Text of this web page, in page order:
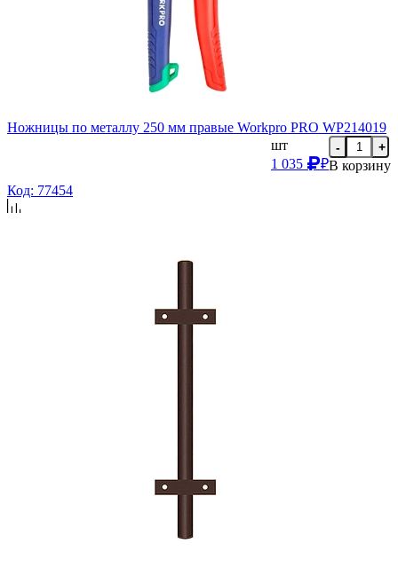
Ножницы по металлу 250 мм правые Workpro PRO WP214019
шт
1 035
₽
- +
В корзину
Код: 77454